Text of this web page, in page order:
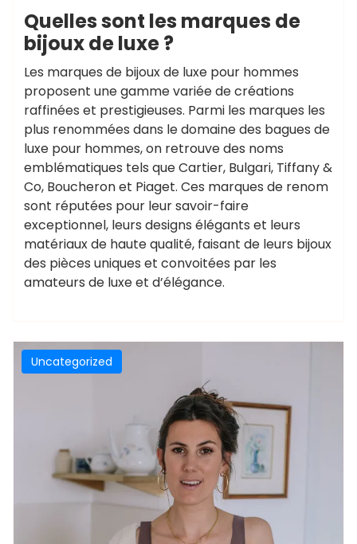
Quelles sont les marques de
bijoux de luxe ?
Les marques de bijoux de luxe pour hommes
proposent une gamme variée de créations
raffinées et prestigieuses. Parmi les marques les
plus renommées dans le domaine des bagues de
luxe pour hommes, on retrouve des noms
emblématiques tels que Cartier, Bulgari, Tiffany &
Co, Boucheron et Piaget. Ces marques de renom
sont réputées pour leur savoir-faire
exceptionnel, leurs designs élégants et leurs
matériaux de haute qualité, faisant de leurs bijoux
des pièces uniques et convoitées par les
amateurs de luxe et d’élégance.
Uncategorized